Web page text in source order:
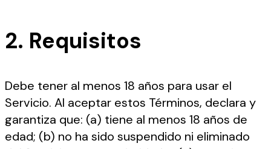
2. Requisitos
Debe tener al menos 18 años para usar el
Servicio. Al aceptar estos Términos, declara y
garantiza que: (a) tiene al menos 18 años de
edad; (b) no ha sido suspendido ni eliminado